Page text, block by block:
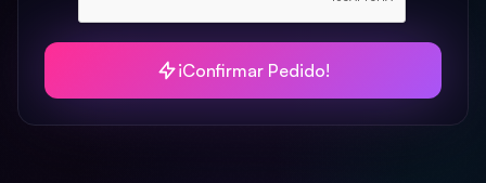
¡Confirmar Pedido!